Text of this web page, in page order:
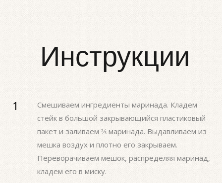
Инструкции
Смешиваем ингредиенты маринада. Кладем
стейк в большой закрывающийся пластиковый
пакет и заливаем ⅔ маринада. Выдавливаем из
мешка воздух и плотно его закрываем.
Переворачиваем мешок, распределяя маринад,
кладем его в миску.